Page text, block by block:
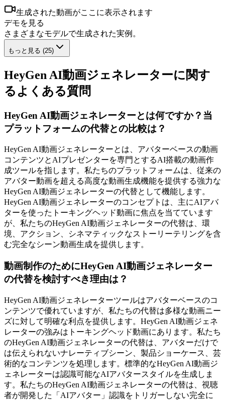
生成された動画がここに表示されます
デモを見る
さまざまなモデルで生成された実例。
もっと見る (25)
HeyGen AI動画ジェネレーターに関す
るよくある質問
HeyGen AI動画ジェネレーターとは何ですか？当
プラットフォームの代替との比較は？
HeyGen AI動画ジェネレーターとは、アバターベースの動画
コンテンツとAIプレゼンターを専門とするAI搭載の動画作
成ツールを指します。私たちのプラットフォームは、従来の
アバター動画を超える高度な動画生成機能を提供する強力な
HeyGen AI動画ジェネレーターの代替として機能します。
HeyGen AI動画ジェネレーターのコンセプトは、主にAIアバ
ターを使ったトーキングヘッド動画に焦点を当てています
が、私たちのHeyGen AI動画ジェネレーターの代替は、環
境、アクション、シネマティックなストーリーテリングを含
む完全なシーン動画生成を提供します。
動画制作のためにHeyGen AI動画ジェネレーター
の代替を検討すべき理由は？
HeyGen AI動画ジェネレーターツールはアバターベースのコ
ンテンツで優れていますが、私たちの代替は多様な動画ニー
ズに対して明確な利点を提供します。HeyGen AI動画ジェネ
レーターの強みはトーキングヘッド動画にあります。私たち
のHeyGen AI動画ジェネレーターの代替は、アバターだけで
は伝えられないナレーティブシーン、製品ショーケース、芸
術的なコンテンツを処理します。標準的なHeyGen AI動画ジ
ェネレーターは認識可能なAIアバタースタイルを生成しま
す。私たちのHeyGen AI動画ジェネレーターの代替は、視聴
者が開発した「AIアバター」認識をトリガーしない完全に